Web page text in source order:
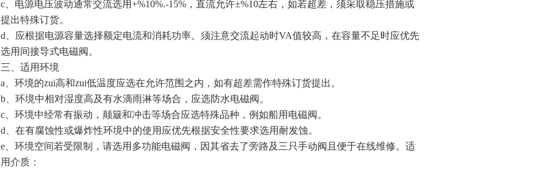
c、电源电压波动通常交流选用+%10%.-15%，直流允许±%10左右，如若超差，须采取稳压措施或
提出特殊订货。
d、应根据电源容量选择额定电流和消耗功率。须注意交流起动时VA值较高，在容量不足时应优先
选用间接导式电磁阀。
三、适用环境
a、环境的zui高和zui低温度应选在允许范围之内，如有超差需作特殊订货提出。
b、环境中相对湿度高及有水滴雨淋等场合，应选防水电磁阀。
c、环境中经常有振动，颠簸和冲击等场合应选特殊品种，例如船用电磁阀。
d、在有腐蚀性或爆炸性环境中的使用应优先根据安全性要求选用耐发蚀。
e、环境空间若受限制，请选用多功能电磁阀，因其省去了旁路及三只手动阀且便于在线维修。适
用介质：